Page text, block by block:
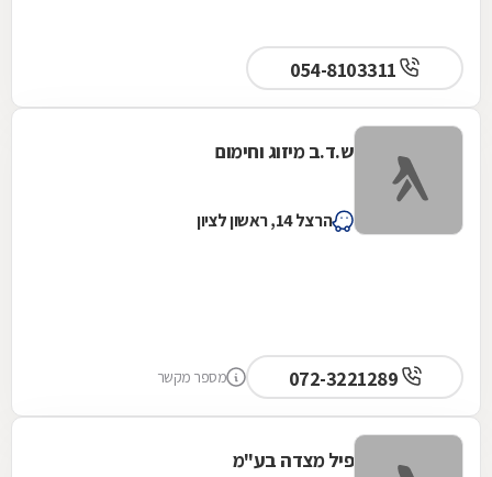
ש.ד.ב מיזוג וחימום
הרצל 14, ראשון לציון
מספר מקשר
פיל מצדה בע"מ